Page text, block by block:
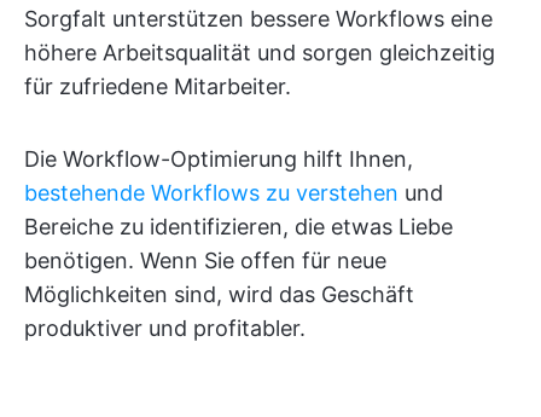
Sorgfalt unterstützen bessere Workflows eine
höhere Arbeitsqualität und sorgen gleichzeitig
für zufriedene Mitarbeiter.
Die Workflow-Optimierung hilft Ihnen,
bestehende Workflows zu verstehen und
Bereiche zu identifizieren, die etwas Liebe
benötigen. Wenn Sie offen für neue
Möglichkeiten sind, wird das Geschäft
produktiver und profitabler.